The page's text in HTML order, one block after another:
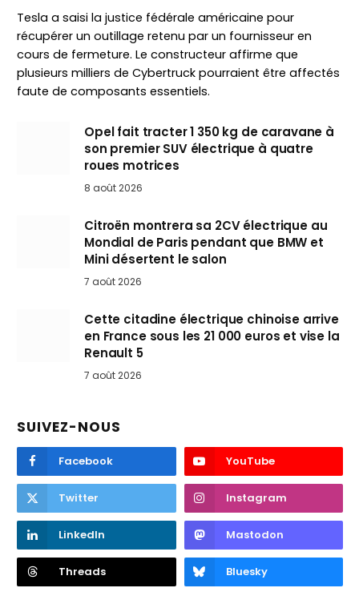
Tesla a saisi la justice fédérale américaine pour
récupérer un outillage retenu par un fournisseur en
cours de fermeture. Le constructeur affirme que
plusieurs milliers de Cybertruck pourraient être affectés
faute de composants essentiels.
Opel fait tracter 1 350 kg de caravane à
son premier SUV électrique à quatre
roues motrices
8 août 2026
Citroën montrera sa 2CV électrique au
Mondial de Paris pendant que BMW et
Mini désertent le salon
7 août 2026
Cette citadine électrique chinoise arrive
en France sous les 21 000 euros et vise la
Renault 5
7 août 2026
SUIVEZ-NOUS
Facebook YouTube
Twitter Instagram
LinkedIn Mastodon
Threads Bluesky